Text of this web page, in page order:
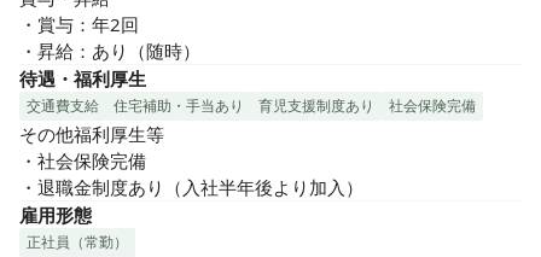
・賞与：年2回
・昇給：あり（随時）
待遇・福利厚生
交通費支給 住宅補助・手当あり 育児支援制度あり 社会保険完備
その他福利厚生等
・社会保険完備
・退職金制度あり（入社半年後より加入）
雇用形態
正社員（常勤）